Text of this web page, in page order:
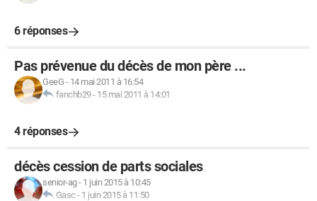
6 réponses
Pas prévenue du décès de mon père ...
GeeG - 14 mai 2011 à 16:54
fanchb29- 15 mai 2011 à 14:01
4 réponses
décès cession de parts sociales
senior-ag- 1 juin 2015 à 10:45
Gasc - 1 juin 2015 à 11:50